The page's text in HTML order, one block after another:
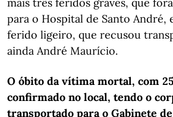
para o Hospital de Santo André,
ferido ligeiro, que recusou
ainda André Maurício.
O óbito da vítima mortal, com
confirmado no local, tendo o
transportado para o Gabinete